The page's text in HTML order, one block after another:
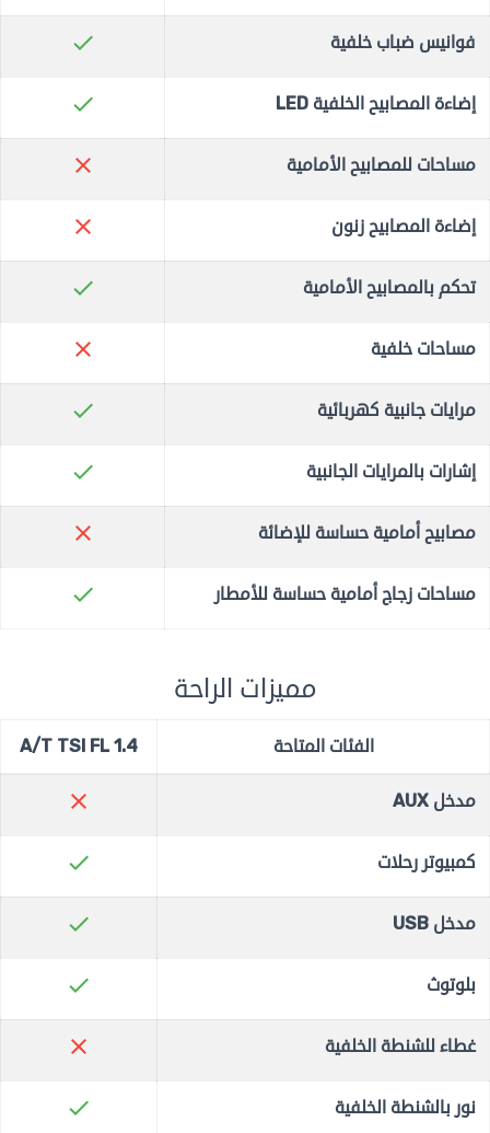
فوانيس ضباب خلفية check
إضاءة المصابيح الخلفية LED check
مساحات للمصابيح الأمامية close
إضاءة المصابيح زنون close
تحكم بالمصابيح الأمامية check
مساحات خلفية close
مرايات جانبية كهربائية check
إشارات بالمرايات الجانبية check
مصابيح أمامية حساسة للإضائة close
مساحات زجاج أمامية حساسة للأمطار check
مميزات الراحة
الفئات المتاحة 1.4 A/T TSI FL
مدخل AUX close
كمبيوتر رحلات check
مدخل USB check
بلوتوث check
غطاء للشنطة الخلفية close
نور بالشنطة الخلفية check